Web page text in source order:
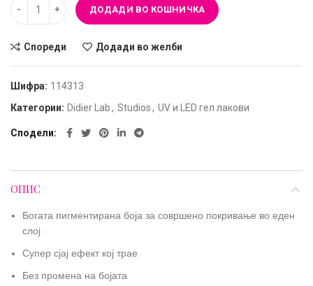
ДОДАДИ ВО КОШНИЧКА
Спореди Додади во желби
Шифра: 114313
Категории: Didier Lab, Studios, UV и LED гел лакови
Сподели
ОПИС
Богата пигментирана боја за совршено покривање во еден
слој
Супер сјај ефект кој трае
Без промена на бојата